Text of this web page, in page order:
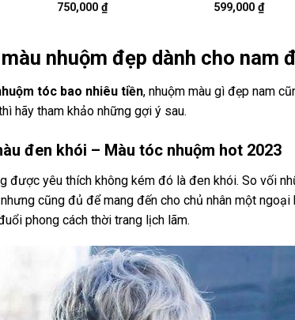
750,000 ₫
599,000₫
nhuộm đẹp dành cho nam
tóc bao nhiêu tiền, nhuộm màu gì đẹp nam
hãy tham khảo những gợi ý sau.
đen khói – Màu tóc nhuộm hot 2023
được yêu thích không kém đó là đen khói. So vối
cũng đủ để mang đến cho chủ nhân một
phong cách thời trang lịch lãm.